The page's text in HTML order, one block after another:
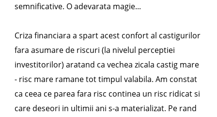
semnificative. O adevarata magie...
Criza financiara a spart acest confort al castigurilor
fara asumare de riscuri (la nivelul perceptiei
investitorilor) aratand ca vechea zicala castig mare
- risc mare ramane tot timpul valabila. Am constat
ca ceea ce parea fara risc continea un risc ridicat si
care deseori in ultimii ani s-a materializat. Pe rand